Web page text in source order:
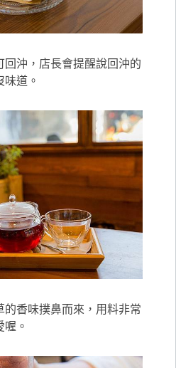
回沖，店長會提醒說回沖的
道。
的香味撲鼻而來，用料非常
。